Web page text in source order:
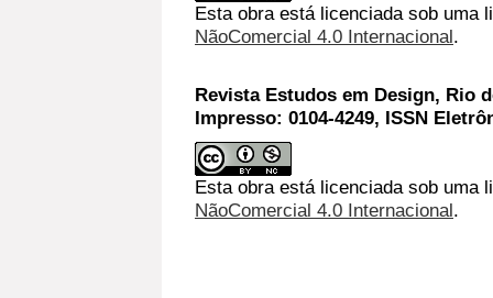
Esta obra está licenciada sob uma
NãoComercial 4.0 Internacional.
Revista Estudos em Design, Rio
Impresso: 0104-4249, ISSN
Esta obra está licenciada sob uma
NãoComercial 4.0 Internacional.